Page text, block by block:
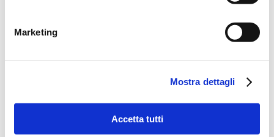
Marketing
Mostra dettagli
Accetta tutti
Auxilia Finance e BNL BNP Paribas a
Maranello: premiati i top performer